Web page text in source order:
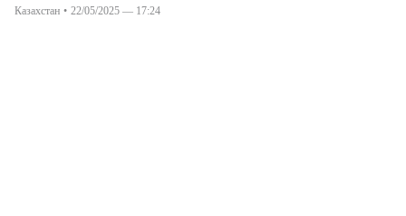
Казахстан • 22/05/2025 — 17:24